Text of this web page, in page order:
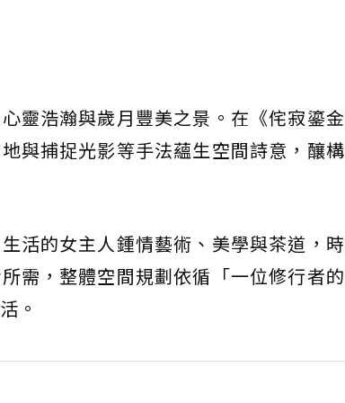
靈浩瀚與歲月豐美之景。在《侘寂鎏
與捕捉光影等手法蘊生空間詩意，釀
活的女主人鍾情藝術、美學與茶道，
需，整體空間規劃依循「一位修行者
。